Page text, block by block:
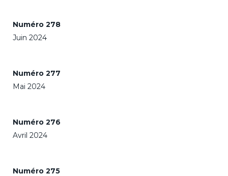
Numéro 278
Juin 2024
Numéro 277
Mai 2024
Numéro 276
Avril 2024
Numéro 275